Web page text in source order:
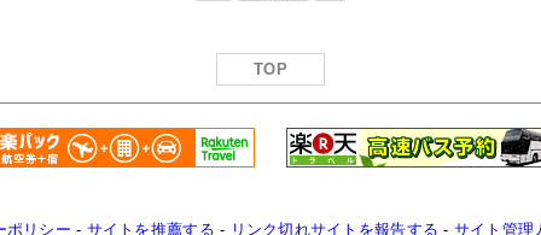
TOP
ポリシー - サイトを推薦する - リンク切れサイトを報告する - サイト管理